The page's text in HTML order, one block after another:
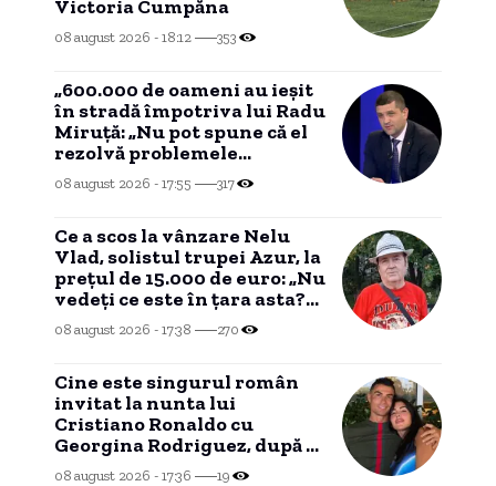
Victoria Cumpăna
08 august 2026 - 18:12 353
„600.000 de oameni au ieșit
în stradă împotriva lui Radu
Miruță: „Nu pot spune că el
rezolvă problemele
românilor””
08 august 2026 - 17:55 317
Ce a scos la vânzare Nelu
Vlad, solistul trupei Azur, la
prețul de 15.000 de euro: „Nu
vedeți ce este în țara asta?
Nu mai am timp”
08 august 2026 - 17:38 270
Cine este singurul român
invitat la nunta lui
Cristiano Ronaldo cu
Georgina Rodriguez, după o
legătură de două decenii.
08 august 2026 - 17:36 19